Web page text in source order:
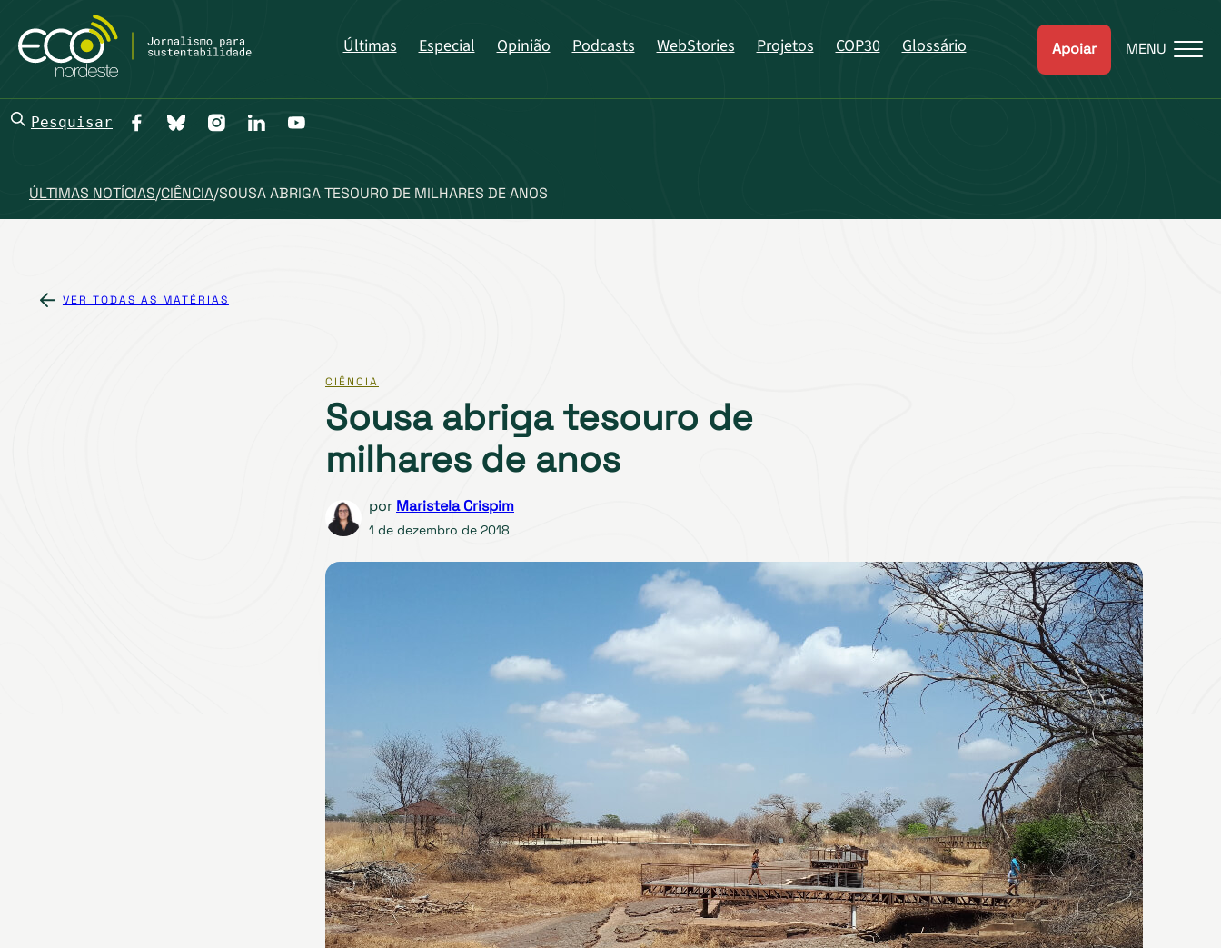
Últimas Especial Opinião Podcasts WebStories Projetos COP30 Glossário Apoiar MENU
Pesquisar
ÚLTIMAS NOTÍCIAS/CIÊNCIA/SOUSA ABRIGA TESOURO DE MILHARES DE ANOS
VER TODAS AS MATÉRIAS
CIÊNCIA
Sousa abriga tesouro de
milhares de anos
por Maristela Crispim
1 de dezembro de 2018